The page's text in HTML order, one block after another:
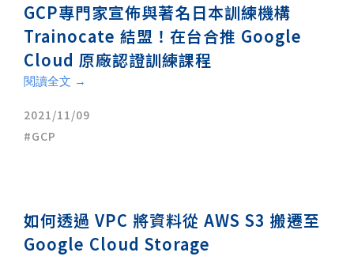
GCP專門家宣佈與著名日本訓練機構
Trainocate 結盟！在台合推 Google
Cloud 原廠認證訓練課程
閱讀全文 →
2021/11/09
GCP
如何透過 VPC 將資料從 AWS S3 搬遷至
Google Cloud Storage